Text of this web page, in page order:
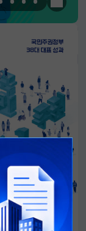
한눈에